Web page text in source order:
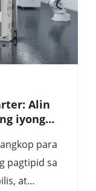
Alin
iyong
para
pagtipid sa
at